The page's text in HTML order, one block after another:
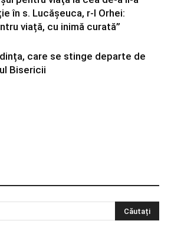
în s. Lucășeuca, r-l Orhei:
viață, cu inimă curată”
care se stinge departe de
Bisericii